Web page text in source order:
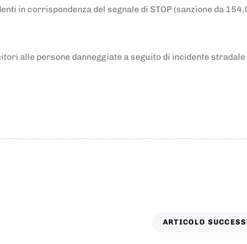
in corrispondenza del segnale di STOP (sanzione da
alle persone danneggiate a seguito di incidente stradale
ARTICOLO